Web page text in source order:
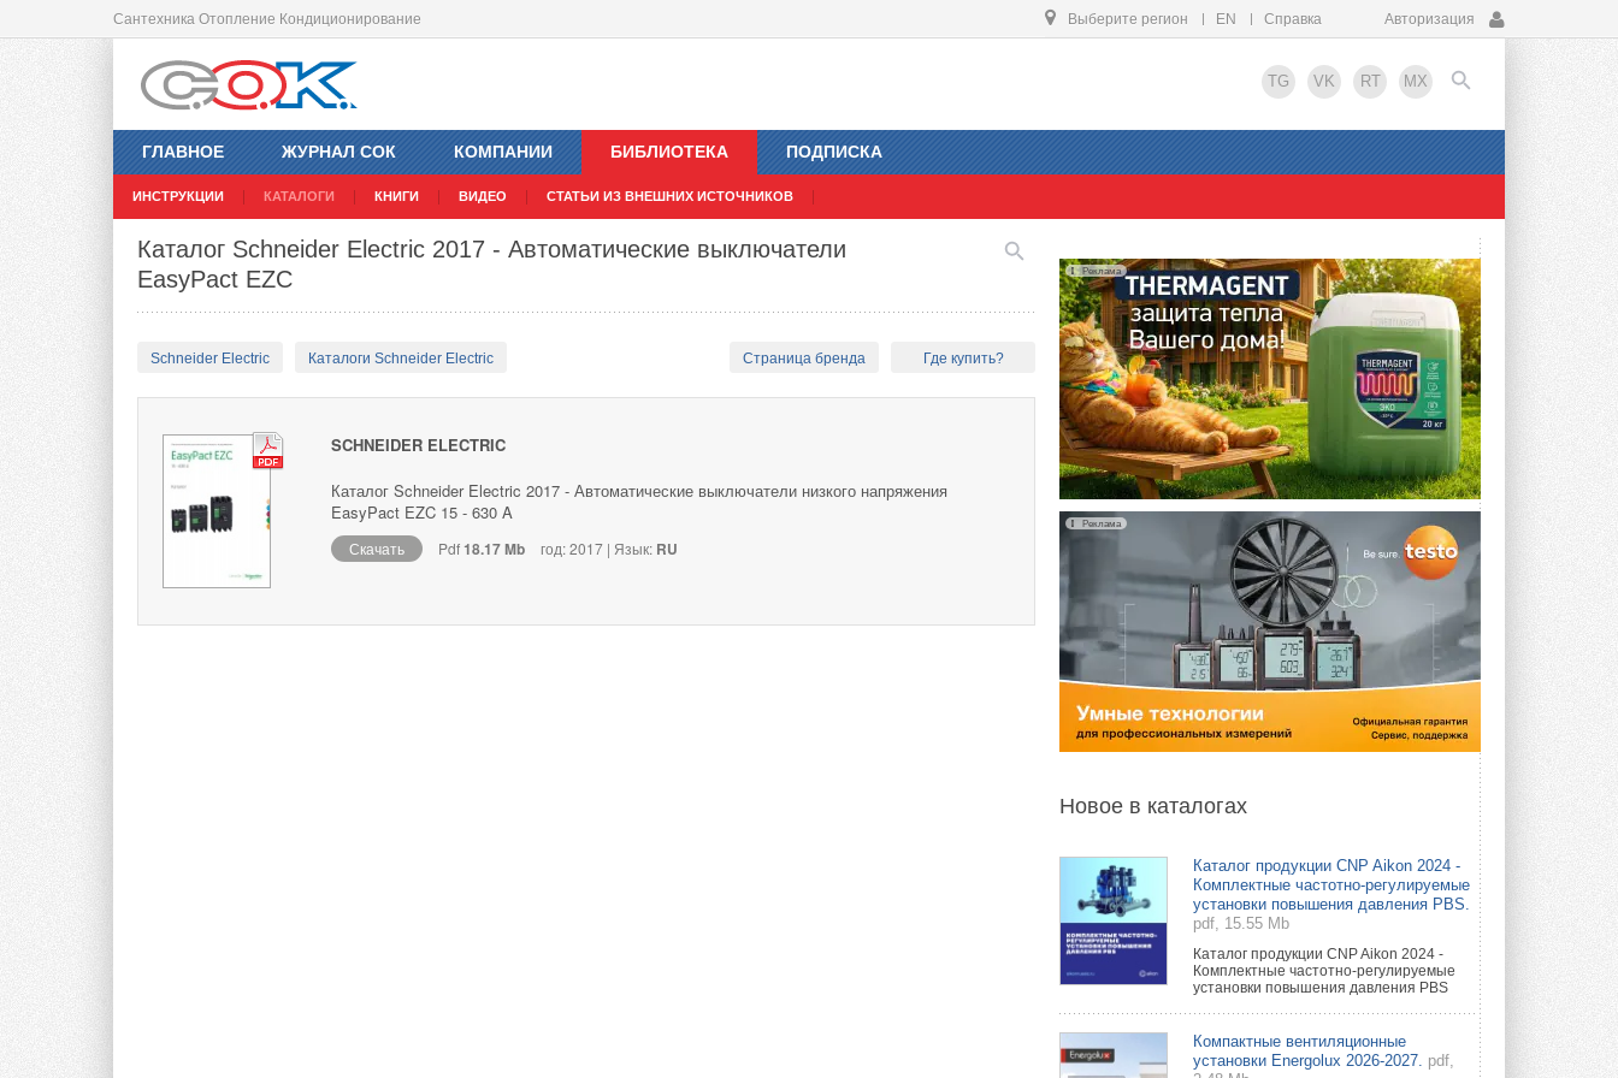
Сантехника Отопление Кондиционирование Выберите регион EN Справка Авторизация
TG VK RT MX
ГЛАВНОЕ ЖУРНАЛ СОК КОМПАНИИ БИБЛИОТЕКА
ИНСТРУКЦИИ КАТАЛОГИ КНИГИ ВИДЕО СТАТЬИ ИЗ ВНЕШНИХ ИСТОЧНИКОВ
ПОДПИСКА
EN
Каталог Schneider Electric 2017 - Автоматические выключатели
EasyPact EZC
Schneider Electric Каталоги Schneider Electric Страница бренда Где купить?
SCHNEIDER ELECTRIC
Каталог Schneider Electric 2017 - Автоматические выключатели низкого напряжения
EasyPact EZC 15 - 630 A
Скачать Pdf18.17 Mb год: 2017 | Язык: RU
Реклама
Реклама
Новое в каталогах
Каталог продукции CNP Aikon 2024 -
Комплектные частотно-регулируемые
установки повышения давления PBS.
pdf, 15.55 Mb
Каталог продукции CNP Aikon 2024 -
Комплектные частотно-регулируемые
установки повышения давления PBS
Компактные вентиляционные
установки Energolux 2026-2027. pdf,